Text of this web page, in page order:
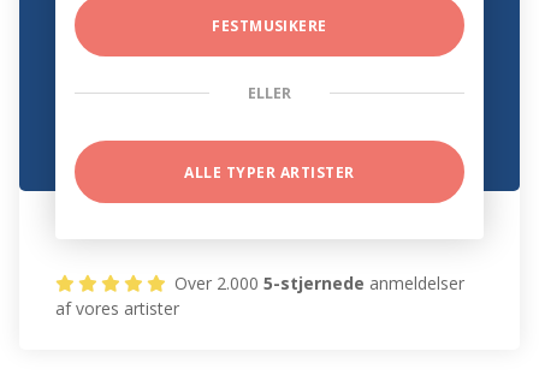
FESTMUSIKERE
ELLER
ALLE TYPER ARTISTER
Over 2.0005-stjernede anmeldelser
af vores artister